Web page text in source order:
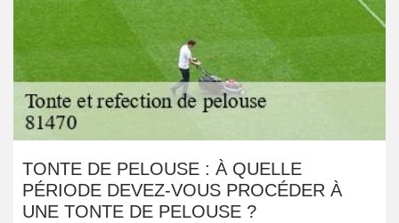
TONTE DE PELOUSE : À QUELLE
PÉRIODE DEVEZ-VOUS PROCÉDER À
UNE TONTE DE PELOUSE ?